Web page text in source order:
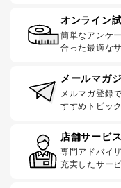
オンライン
簡単なアンケ
合った最適な
メールマガ
メルマガ登録
すすめトピッ
店舗サービス
専門アドバイ
充実したサー